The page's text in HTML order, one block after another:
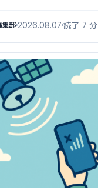
部 2026.08.07 読了 7 分